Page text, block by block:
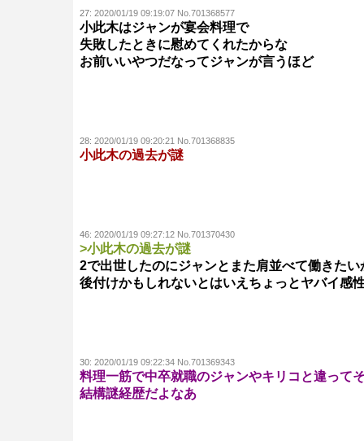
27: 2020/01/19 09:19:07 No.701368577
小此木はジャンが宴会料理で
失敗したときに慰めてくれたからな
お前いいやつだなってジャンが言うほど
28: 2020/01/19 09:20:21 No.701368835
小此木の過去が謎
46: 2020/01/19 09:27:12 No.701370430
>小此木の過去が謎
2で出世したのにジャンとまた肩並べて働きた
後付けかもしれないとはいえちょっとヤバイ感
30: 2020/01/19 09:22:34 No.701369343
料理一筋で中卒就職のジャンやキリコと違って
結構謎経歴だよなあ